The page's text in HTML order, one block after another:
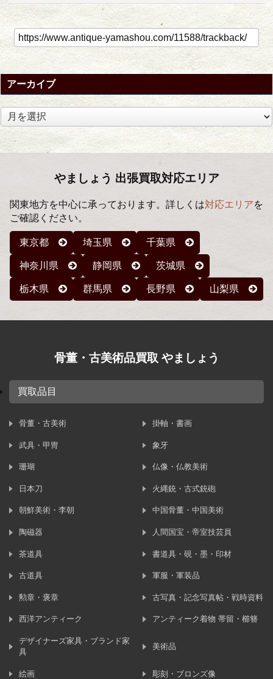
アーカイブ
ア
ー
カ
イ
やましょう 出張買取対応エリア
関東地方を中心に承っております。詳しくは対応エリアを
ご確認ください。
東京都 埼玉県 千葉県
神奈川県 静岡県 茨城県
栃木県 群馬県 長野県 山梨県
骨董・古美術品買取 やましょう
買取品目
骨董・古美術 掛軸・書画
武具・甲冑 象牙
珊瑚 仏像・仏教美術
日本刀 火縄銃・古式銃砲
朝鮮美術・李朝 中国骨董・中国美術
陶磁器 人間国宝・帝室技芸員
茶道具 書道具・硯・墨・印材
古道具 軍服・軍装品
勲章・褒章 古写真・記念写真帖・戦時資料
西洋アンティーク アンティーク着物 帯留・櫛簪
デザイナーズ家具・ブランド家
具
美術品
絵画 彫刻・ブロンズ像